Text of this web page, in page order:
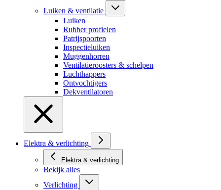
Luiken & ventilatie
Luiken
Rubber profielen
Patrijspoorten
Inspectieluiken
Muggenhorren
Ventilatieroosters & schelpen
Luchthappers
Ontvochtigers
Dekventilatoren
Elektra & verlichting
Elektra & verlichting
Bekijk alles
Verlichting